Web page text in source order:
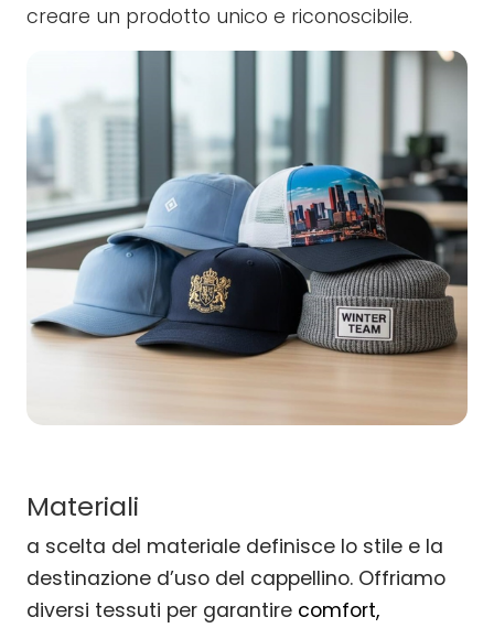
creare un prodotto unico e riconoscibile.
Materiali
a scelta del materiale definisce lo stile e la
destinazione d’uso del cappellino. Offriamo
diversi tessuti per garantire comfort,